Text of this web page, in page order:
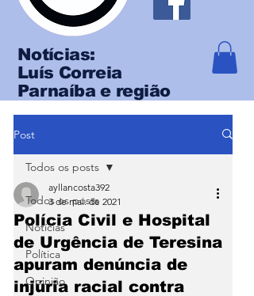
Notícias:
Luís Correia
Parnaíba e região
Post
Todos os posts
Notícias
Política
Opinião
Todos os posts
Polícia Civil e Hospital
de Urgência de Teresina
apuram denúncia de
injúria racial contra
ayllancosta392
3 de mai. de 2021